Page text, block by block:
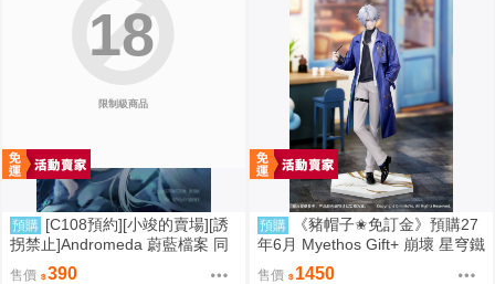
限制級商品
18
預購 [C108預約][小竣的賣場][誘
拐禁止]Andromeda 蔚藍檔案 同
人誌id=3727344
售價 390
預購
《豬帽子✬免訂金》預購27
年6月 Myethos Gift+ 崩壞 星穹鐵
道 白厄 列車環遊記Ver 1/8 1011
售價 1450